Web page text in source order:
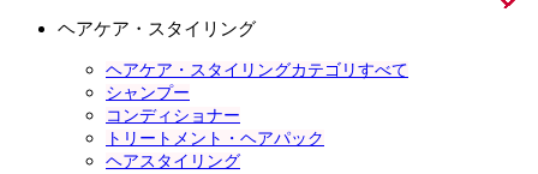
ヘアケア・スタイリング
ヘアケア・スタイリングカテゴリすべて
シャンプー
コンディショナー
トリートメント・ヘアパック
ヘアスタイリング